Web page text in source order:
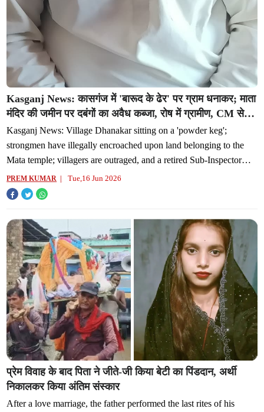
Kasganj News: कासगंज में 'बारूद के ढेर' पर ग्राम धनाकर; माता
मंदिर की जमीन पर दबंगों का अवैध कब्जा, रोष में ग्रामीण, CM से
मिलेंगे रिटायर्ड SI
Kasganj News: Village Dhanakar sitting on a 'powder keg';
strongmen have illegally encroached upon land belonging to the
Mata temple; villagers are outraged, and a retired Sub-Inspector
plans to meet
PREM KUMAR Tue,16 Jun 2026
प्रेम विवाह के बाद पिता ने जीते-जी किया बेटी का पिंडदान, अर्थी
निकालकर किया अंतिम संस्कार
After a love marriage, the father performed the last rites of his